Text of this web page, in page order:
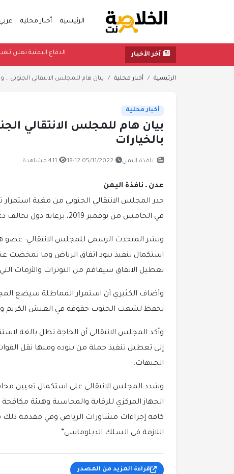
الرئيسية أخبار محلية
آخر الأخبار الدفاع
الرئيسية أخبار محلية بيان هام للمجلس الانتقالي الجنوبي ..
أخبار محلية
بيان هام للمجلس الانتقالي
بالخيارات
نافذة اليمن 05/11/2022 18:12 411 مشاهدة
عدن ـ نافذة اليمن
حذر المجلس الانتقالي الجنوبي من مغبة استمرار
في الخامس من نوفمبر 2019، برعاية دول تحالف دعم الشرعية في اليمن.
ونشر المتحدث الرسمي للمجلس الانتقالي- عضو
استكمال تنفيذ بنود اتفاق الرياض وما تمخضت
تعطيل الاتفاق سيفاقم من التوترات والأزمات
وأضاف الكثيري أن استمرار المماطلة سيضع
تحفظ لشعب الجنوب حقوقه في العيش الكريم
وأكد المجلس الانتقالي أن الحاجة تظل بالغة
إلى تعطيل تنفيذ جملة من بنوده ومنها نقل
الجبهات.
وشدد المجلس الانتقالي على استكمال تعيين
الجهاز المركزي للرقابة والمحاسبة وهيئة
كافة إجراءات مشاورات الرياض وفي مقدمة
اللازمة في السلك الدبلوماسي”.
قراءة المزيد من المصدر